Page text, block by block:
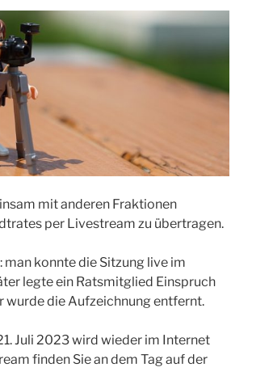
mit anderen Fraktionen
per Livestream zu übertragen.
konnte die Sitzung live im
legte ein Ratsmitglied Einspruch
wurde die Aufzeichnung entfernt.
Juli 2023 wird wieder im Internet
finden Sie an dem Tag auf der